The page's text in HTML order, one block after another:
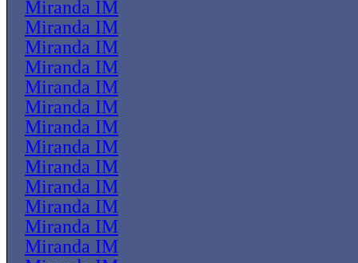
Miranda IM
Miranda IM
Miranda IM
Miranda IM
Miranda IM
Miranda IM
Miranda IM
Miranda IM
Miranda IM
Miranda IM
Miranda IM
Miranda IM
Miranda IM